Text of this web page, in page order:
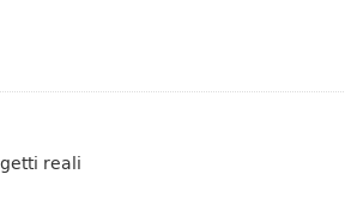
reali